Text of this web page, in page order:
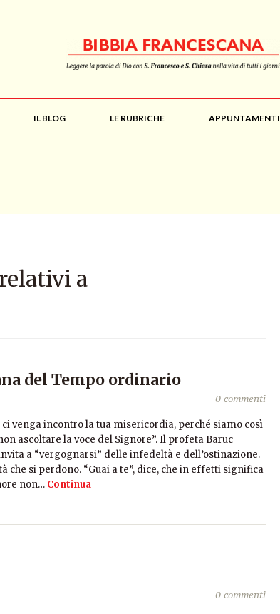
IL BLOG LE RUBRICHE APPUNTAMENTI
a
del Tempo ordinario
0 commenti
ci venga incontro la tua misericordia, perché siamo così
ascoltare la voce del Signore”. Il profeta Baruc
a “vergognarsi” delle infedeltà e dell’ostinazione.
che si perdono. “Guai a te”, dice, che in effetti significa
non… Continua
0 commenti